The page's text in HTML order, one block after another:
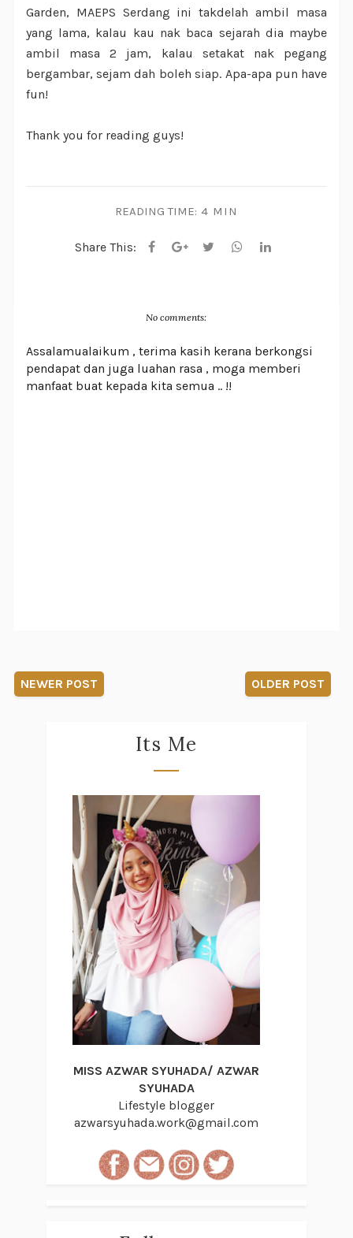
Garden, MAEPS Serdang ini takdelah ambil masa
yang lama, kalau kau nak baca sejarah dia maybe
ambil masa 2 jam, kalau setakat nak pegang
bergambar, sejam dah boleh siap. Apa-apa pun have
fun!
Thank you for reading guys!
READING TIME: 4 MIN
Share This:
No comments:
Assalamualaikum , terima kasih kerana berkongsi
pendapat dan juga luahan rasa , moga memberi
manfaat buat kepada kita semua .. !!
NEWER POST OLDER POST
Its Me
MISS AZWAR SYUHADA/ AZWAR
SYUHADA
Lifestyle blogger
azwarsyuhada.work@gmail.com